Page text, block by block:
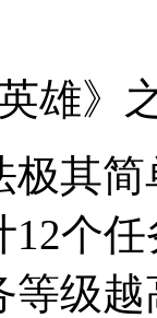
雄》
极其
12个
等级